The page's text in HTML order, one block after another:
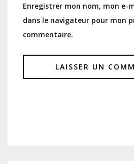
Enregistrer mon nom, mon e-
dans le navigateur pour mon
commentaire.